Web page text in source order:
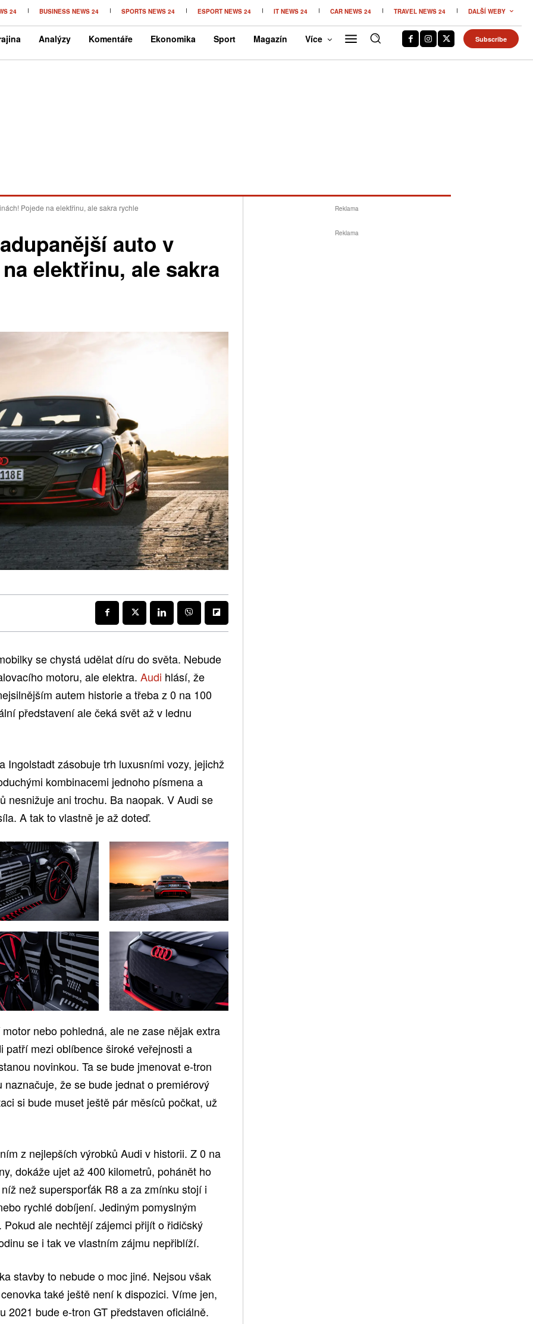
24 BUSINESS NEWS 24 SPORTS NEWS 24 ESPORT NEWS 24 IT NEWS 24 CAR NEWS 24 TRAVEL NEWS 24 DALŠÍ WEBY
Analýzy Komentáře Ekonomika Sport Magazín Více Subscribe
Pojede na elektřinu, ale sakra rychle
auto v
elektřinu, ale sakra
se chystá udělat díru do světa. Nebude
motoru, ale elektra. Audi hlásí, že
autem historie a třeba z 0 na 100
představení ale čeká svět až v lednu
Ingolstadt zásobuje trh luxusními vozy, jejichž
kombinacemi jednoho písmena a
nesnižuje ani trochu. Ba naopak. V Audi se
A tak to vlastně je až doteď.
nebo pohledná, ale ne zase nějak extra
patří mezi oblíbence široké veřejnosti a
novinkou. Ta se bude jmenovat e-tron
že se bude jednat o premiérový
si bude muset ještě pár měsíců počkat, už
z nejlepších výrobků Audi v historii. Z 0 na
dokáže ujet až 400 kilometrů, pohánět ho
než supersporťák R8 a za zmínku stojí i
rychlé dobíjení. Jediným pomyslným
ale nechtějí zájemci přijít o řidičský
se i tak ve vlastním zájmu nepřiblíží.
stavby to nebude o moc jiné. Nejsou však
také ještě není k dispozici. Víme jen,
2021 bude e-tron GT představen oficiálně.
Reklama
Reklama